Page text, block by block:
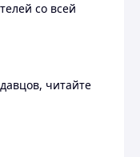
со всей
читайте